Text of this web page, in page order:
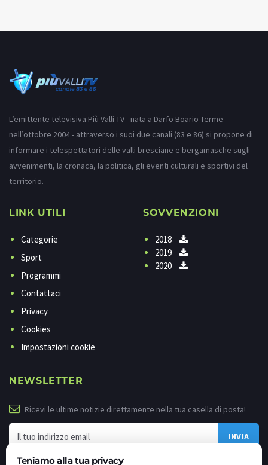
Teniamo alla tua privacy
L’emittente televisiva Più Valli TV - nata a Darfo Boario Terme
nell’ottobre 2004 - attraverso i suoi due canali (83 e 86) si propone di
informare i telespettatori delle valli bresciane e bergamasche sugli
avvenimenti, la cronaca, la politica, gli eventi culturali e sportivi del
territorio.
LINK UTILI
Categorie
Sport
Programmi
Contattaci
Privacy
Cookies
Impostazioni cookie
SOVVENZIONI
2018
2019
2020
NEWSLETTER
Ricevi le ultime notizie direttamente nella tua casella di posta!